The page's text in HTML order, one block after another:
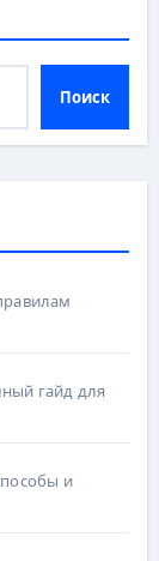
Поиск
гайд для
и